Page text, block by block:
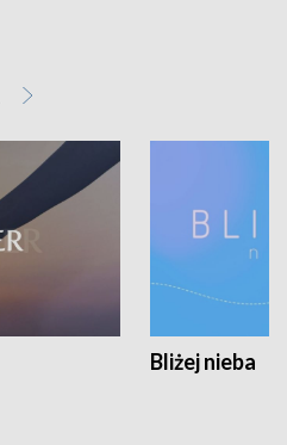
Bliżej nieba